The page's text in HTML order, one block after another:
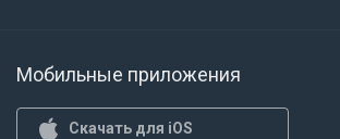
Мобильные приложения
Скачать для iOS